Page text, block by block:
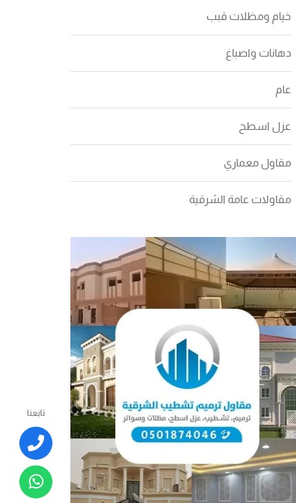
خيام ومظلات قبب
دهانات واصباغ
عام
عزل اسطح
مقاول معماري
مقاولات عامة الشرقية
تابعنا